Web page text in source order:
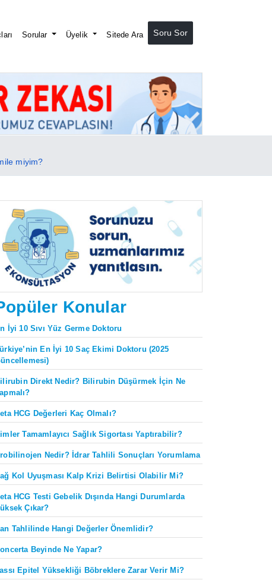
Sorular Üyelik Sitede Ara Soru Sor
miyim?
Konular
İyi 10 Sıvı Yüz Germe Doktoru
En İyi 10 Saç Ekimi Doktoru (2025
Direkt Nedir? Bilirubin Düşürmek İçin Ne
HCG Değerleri Kaç Olmalı?
Tamamlayıcı Sağlık Sigortası Yaptırabilir?
Nedir? İdrar Tahlili Sonuçları Yorumlama
Kol Uyuşması Kalp Krizi Belirtisi Olabilir Mi?
HCG Testi Gebelik Dışında Hangi Durumlarda
Çıkar?
Tahlilinde Hangi Değerler Önemlidir?
Beyinde Ne Yapar?
Epitel Yüksekliği Böbreklere Zarar Verir Mi?